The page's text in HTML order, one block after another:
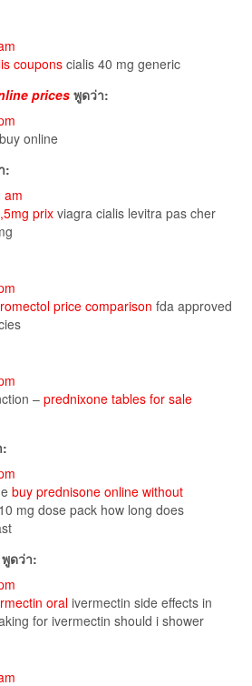
couponscialis 40 mg generic
prices พูดว่า:
online
:
am
prixviagra cialis levitra pas cher
price comparison fda approved
– prednixone tables for sale
buy prednisone online without
mg dose pack how long does
พูดว่า:
oral ivermectin side effects in
for ivermectin should i shower